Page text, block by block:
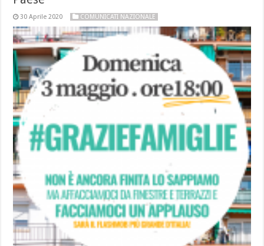
30 Aprile 2020 COMUNICATI NAZIONALE